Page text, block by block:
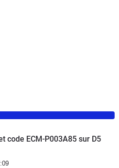
depuis plus de 20 ans.
S40 td testé pendant 3
code ECM-P003A85 sur D5